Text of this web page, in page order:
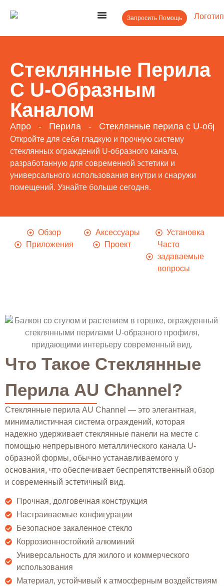
Запросить Помощь
Стеклянные Перила
С U-Образным
Каналом
Апро - Перила - Стеклянные перила с U-
Откройте для себя гладкую и прочную систему
стеклянных ограждений U-образного канала,
разработанную для современной эстетики и
универсального использования внутри и снаружи
помещений. Узнайте больше сегодня.
Обзор Аксессуары
Установка
Приложения
Проект
Часто
задаваемые
вопросы
Что Такое Стеклянные
Перила AU Channel?
Стеклянные перила AU Channel — это элегантная,
минималистичная система ограждений, которая
надежно удерживает стеклянные панели на месте с
помощью непрерывного металлического канала U-
образной формы, обычно устанавливаемого у
основания, что обеспечивает беспрепятственный обзор
и современный эстетичный вид.
Прочная, долговечная конструкция
Настраиваемые конфигурации
Безопасное закаленное стекло
Коррозионностойкий алюминий
Универсальность для жилого и коммерческого
использования
Материал, устойчивый к атмосферным воздействиям